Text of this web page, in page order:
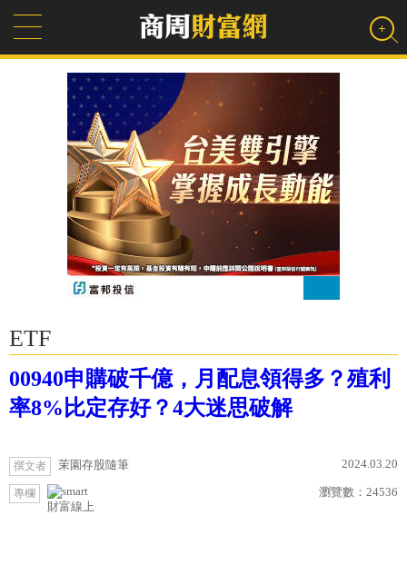
ETF
00940申購破千億，月配息領得多？殖利
率8%比定存好？4大迷思破解
撰文者 茉園存股隨筆 2024.03.20
專欄
財富線上
瀏覽數： 24536